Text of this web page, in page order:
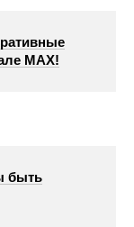
МАХ!
быть